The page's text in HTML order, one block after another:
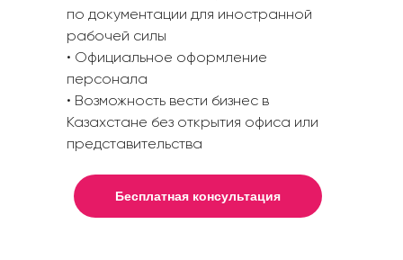
по документации для иностранной
рабочей силы
• Официальное оформление
персонала
• Возможность вести бизнес в
Казахстане без открытия офиса или
представительства
Бесплатная консультация